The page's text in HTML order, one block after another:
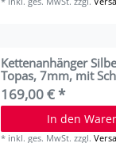
Kettenanhänger
Topas, 7mm, mit
169,00 € *
In den
* inkl. ges. MwSt. zzgl.